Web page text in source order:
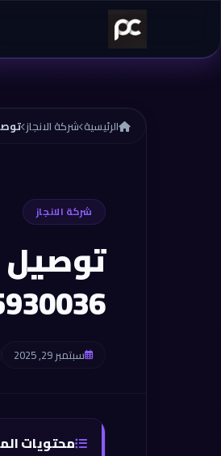
الرئيسية شركة الانجاز
شركة الانجاز
توصيل
سبتمبر 29, 2025
محتويات